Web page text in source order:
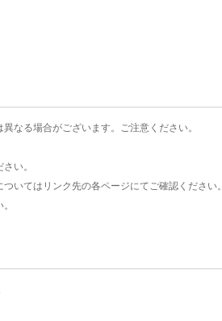
なる場合がございます。ご注意ください。
い。
いてはリンク先の各ページにてご確認ください。